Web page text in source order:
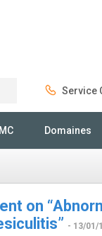
Service
Domaines
on
- 13/01/